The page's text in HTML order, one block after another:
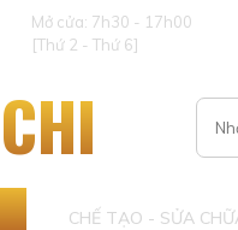
Mở cửa: 7h30 - 17h00
[Thứ 2 - Thứ 6]
CHẾ TẠO - SỬA